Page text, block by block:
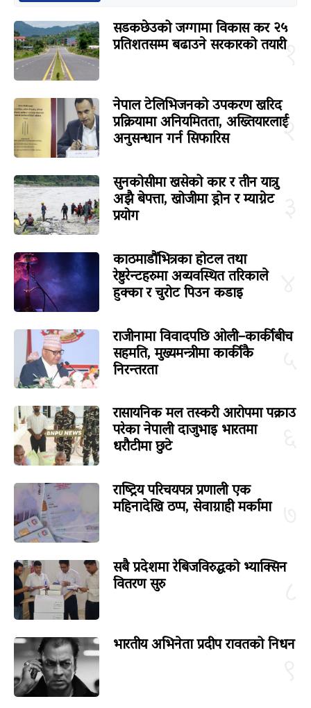
१
सडकछेउको जग्गामा विकास कर २५
प्रतिशतसम्म बढाउने सरकारको तयारी
२
नेपाल टेलिभिजनको उपकरण खरिद
प्रक्रियामा अनियमितता, अख्तियारलाई
अनुसन्धान गर्न सिफारिस
सुनकोसीमा खसेको कार र तीन यात्रु
अझै बेपत्ता, खोजीमा ड्रोन र म्याग्नेट
प्रयोग
काठमाडौंभित्रका होटल तथा
रेष्टुरेन्टहरुमा अव्यवस्थित तरिकाले
हुक्का र चुरोट पिउन कडाइ
राजीनामा विवादपछि ओली–कार्कीबीच
सहमति, मुख्यमन्त्रीमा कार्कीकै
निरन्तरता
रासायनिक मल तस्करी आरोपमा पक्राउ
परेका नेपाली दाजुभाइ भारतमा
धरौटीमा छुटे
राष्ट्रिय परिचयपत्र प्रणाली एक
महिनादेखि ठप्प, सेवाग्राही मर्कामा
सबै प्रदेशमा रेबिजविरुद्धको भ्याक्सिन
वितरण सुरु
भारतीय अभिनेता प्रदीप रावतको निधन